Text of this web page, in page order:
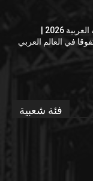
تصنيف كيوإس للجامعات العربية 2026 |
في العالم العربي
فئة شعبية